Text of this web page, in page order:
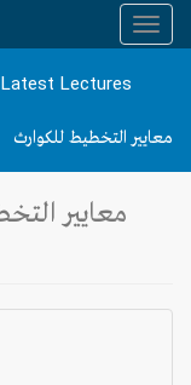
Latest Lectures
معايير التخطيط للكوارث